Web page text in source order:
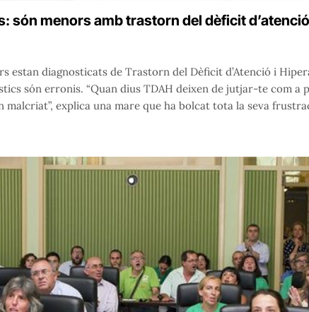
són menors amb trastorn del dèficit d’atenció
estan diagnosticats de Trastorn del Dèficit d’Atenció i
són erronis. “Quan dius TDAH deixen de jutjar-te com a
explica una mare que ha bolcat tota la seva